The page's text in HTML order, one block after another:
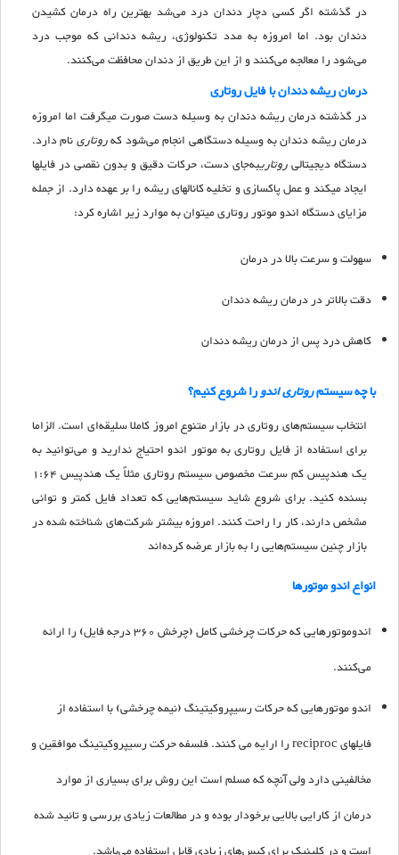
در گذشته اگر کسی دچار دندان درد می‌‏شد بهترین راه درمان کشیدن
دندان بود. اما امروزه به مدد تکنولوژی، ریشه دندانی که موجب درد
می‌‏شود را معالجه می‌‏کنند و از این طریق از دندان محافظت می‏‌کنند.
درمان ریشه دندان با فایل روتاری
در گذشته درمان ریشه دندان به وسیله دست صورت میگرفت اما امروزه
درمان ریشه دندان به وسیله دستگاهی انجام می‌‏شود کهروتارینام دارد.
دستگاه دیجیتالیروتاری
به‌جای دست، حركات دقیق و بدون نقصی در فايل‎ها‏
ايجاد می‏كند و عمل پاكسازی و تخليه كانال‎ها‏ی ريشه را بر عهده دارد. از جمله
مزایای دستگاه اندو موتور روتاری می‏توان به موارد زیر اشاره کرد:
سهولت و سرعت بالا در درمان
دقت بالاتر در درمان ريشه دندان
کاهش درد پس از درمان ریشه دندان
با چه سیستمروتاری اندورا شروع کنیم؟
انتخاب سیستم‌های روتاری در بازار متنوع امروز کاملا سلیقه‌ای است. الزاما
برای استفاده از فایل روتاری به موتور اندو احتیاج ندارید و می‌توانید به
یک هندپیس کم سرعت مخصوص سیستم روتاری مثلاً یک هندپیس 1:64
بسنده کنید. برای شروع شاید سیستم‌هایی که تعداد فایل کمتر و توانی
مشخص دارند، کار را راحت کنند. امروزه بیشتر شرکت‌های شناخته شده در
بازار چنین سیستم‌هایی را به بازار عرضه کرده‌اند
انواع اندو موتورها
اندوموتورهایی که حرکات چرخشی کامل (چرخش 360 درجه فایل) را ارائه
می‌کنند.
اندو موتورهایی که حرکات رسیپروکیتینگ (نیمه چرخشی) با استفاده از
فایلهایreciprocرا ارایه می کنند. فلسفه حرکت رسیپروکیتینگ موافقین و
مخالفینی دارد ولی آنچه که مسلم است این روش برای بسیاری از موارد
درمان از کارایی بالایی برخودار بوده و در مطالعات زیادی بررسی و تائید شده